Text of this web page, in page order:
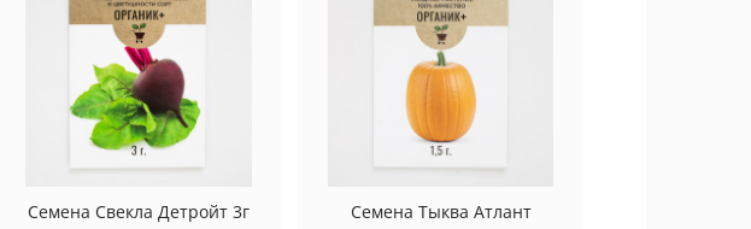
Семена Свекла Детройт 3г
Семена Тыква Атлант